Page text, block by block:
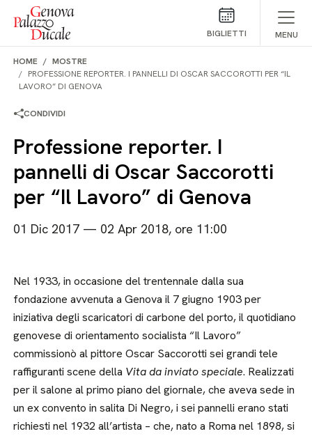
Salta al contenuto
BIGLIETTI MENU
HOME
MOSTRE
PROFESSIONE REPORTER. I PANNELLI DI OSCAR SACCOROTTI PER “IL
LAVORO” DI GENOVA
CONDIVIDI
Professione reporter. I
pannelli di Oscar Saccorotti
per “Il Lavoro” di Genova
01 Dic 2017 — 02 Apr 2018, ore 11:00
Nel 1933, in occasione del trentennale dalla sua
fondazione avvenuta a Genova il 7 giugno 1903 per
iniziativa degli scaricatori di carbone del porto, il quotidiano
genovese di orientamento socialista “Il Lavoro”
commissionò al pittore Oscar Saccorotti sei grandi tele
raffiguranti scene della Vita da inviato speciale. Realizzati
per il salone al primo piano del giornale, che aveva sede in
un ex convento in salita Di Negro, i sei pannelli erano stati
richiesti nel 1932 all’artista – che, nato a Roma nel 1898, si